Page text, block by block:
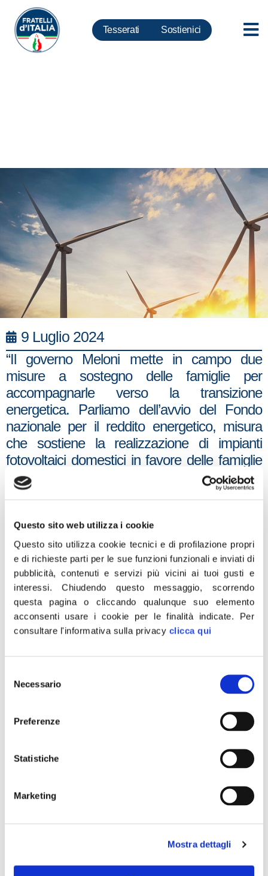
Questo sito web utilizza i cookie
Questo sito utilizza cookie tecnici e di profilazione propri
e di richieste parti per le sue funzioni funzionali e inviati di
pubblicità, contenuti e servizi più vicini ai tuoi gusti e
interessi.Chiudendo questo messaggio, scorrendo
questa pagina o cliccando qualunque suo elemento
acconsenti usare i cookie per le finalità indicate. Per
consultare l'informativa sulla privacy clicca qui
delNecessario
Preferenze
Statistiche
Marketing
Mostra dettagli
Tesserati Sostienici
9 Luglio 2024
“Il governo Meloni mette in campo due
misure a sostegno delle famiglie per
accompagnarle verso la transizione
energetica. Parliamo dell’avvio del Fondo
nazionale per il reddito energetico, misura
che sostiene la realizzazione di impianti
fotovoltaici domestici in favore delle famiglie
in condizione di disagio economico, il cui
80% delle risorse è destinato alle regioni del
contributo pari all’80% del prezzo di acquisto
e posa delle infrastrutture per la ricarica dei
veicoli alimentati ad energia elettrica, per
privati e condomini. Ancora una volta, si
conferma l’attenzione del governo verso le
famiglie italiane favorendo una transizione
ecologica ed energetica che sia socialmente
l’ambientalismo ideologico, poco ancorato
alla realtà, a cui abbiamo assistito ad opera
degli scorsi governi che hanno rischiato di
mettere in ginocchio famiglie e filiere. Il
centrodestra dimostra, con queste scelte,
concretezza, mettendo al centro, anche
dei cittadini”.
presidente della commissione Ambiente in